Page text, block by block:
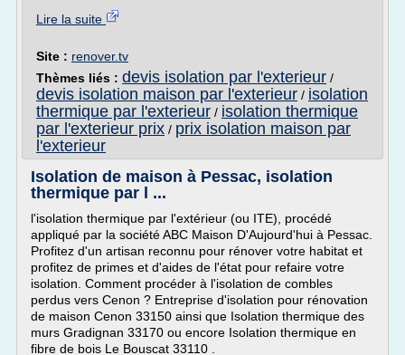
Lire la suite
Site : renover.tv
Thèmes liés : devis isolation par l'exterieur /
devis isolation maison par l'exterieur / isolation
thermique par l'exterieur / isolation thermique
par l'exterieur prix / prix isolation maison par
l'exterieur
Isolation de maison à Pessac, isolation
thermique par l ...
l'isolation thermique par l'extérieur (ou ITE), procédé
appliqué par la société ABC Maison D'Aujourd'hui à Pessac.
Profitez d'un artisan reconnu pour rénover votre habitat et
profitez de primes et d'aides de l'état pour refaire votre
isolation. Comment procéder à l'isolation de combles
perdus vers Cenon ? Entreprise d'isolation pour rénovation
de maison Cenon 33150 ainsi que Isolation thermique des
murs Gradignan 33170 ou encore Isolation thermique en
fibre de bois Le Bouscat 33110 .